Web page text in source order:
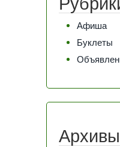
Афиша
Буклеты
Архивы